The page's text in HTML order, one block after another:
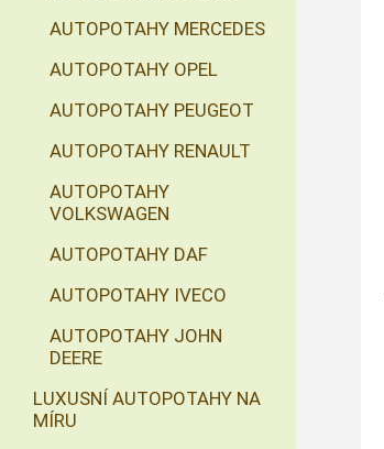
AUTOPOTAHY MERCEDES
AUTOPOTAHY OPEL
AUTOPOTAHY PEUGEOT
AUTOPOTAHY RENAULT
AUTOPOTAHY
VOLKSWAGEN
AUTOPOTAHY DAF
AUTOPOTAHY IVECO
AUTOPOTAHY JOHN
DEERE
LUXUSNÍ AUTOPOTAHY NA
MÍRU